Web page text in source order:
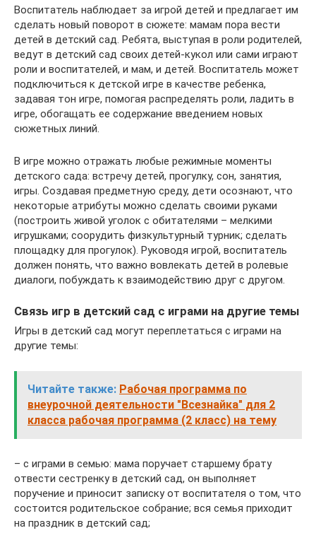
Воспитатель наблюдает за игрой детей и предлагает им
сделать новый поворот в сюжете: мамам пора вести
детей в детский сад. Ребята, выступая в роли родителей,
ведут в детский сад своих детей-кукол или сами играют
роли и воспитателей, и мам, и детей. Воспитатель может
подключиться к детской игре в качестве ребенка,
задавая тон игре, помогая распределять роли, ладить в
игре, обогащать ее содержание введением новых
сюжетных линий.
В игре можно отражать любые режимные моменты
детского сада: встречу детей, прогулку, сон, занятия,
игры. Создавая предметную среду, дети осознают, что
некоторые атрибуты можно сделать своими руками
(построить живой уголок с обитателями – мелкими
игрушками; соорудить физкультурный турник; сделать
площадку для прогулок). Руководя игрой, воспитатель
должен понять, что важно вовлекать детей в ролевые
диалоги, побуждать к взаимодействию друг с другом.
Связь игр в детский сад с играми на другие темы
Игры в детский сад могут переплетаться с играми на
другие темы:
Читайте также: Рабочая программа по
внеурочной деятельности "Всезнайка" для 2
класса рабочая программа (2 класс) на тему
– с играми в семью: мама поручает старшему брату
отвести сестренку в детский сад, он выполняет
поручение и приносит записку от воспитателя о том, что
состоится родительское собрание; вся семья приходит
на праздник в детский сад;